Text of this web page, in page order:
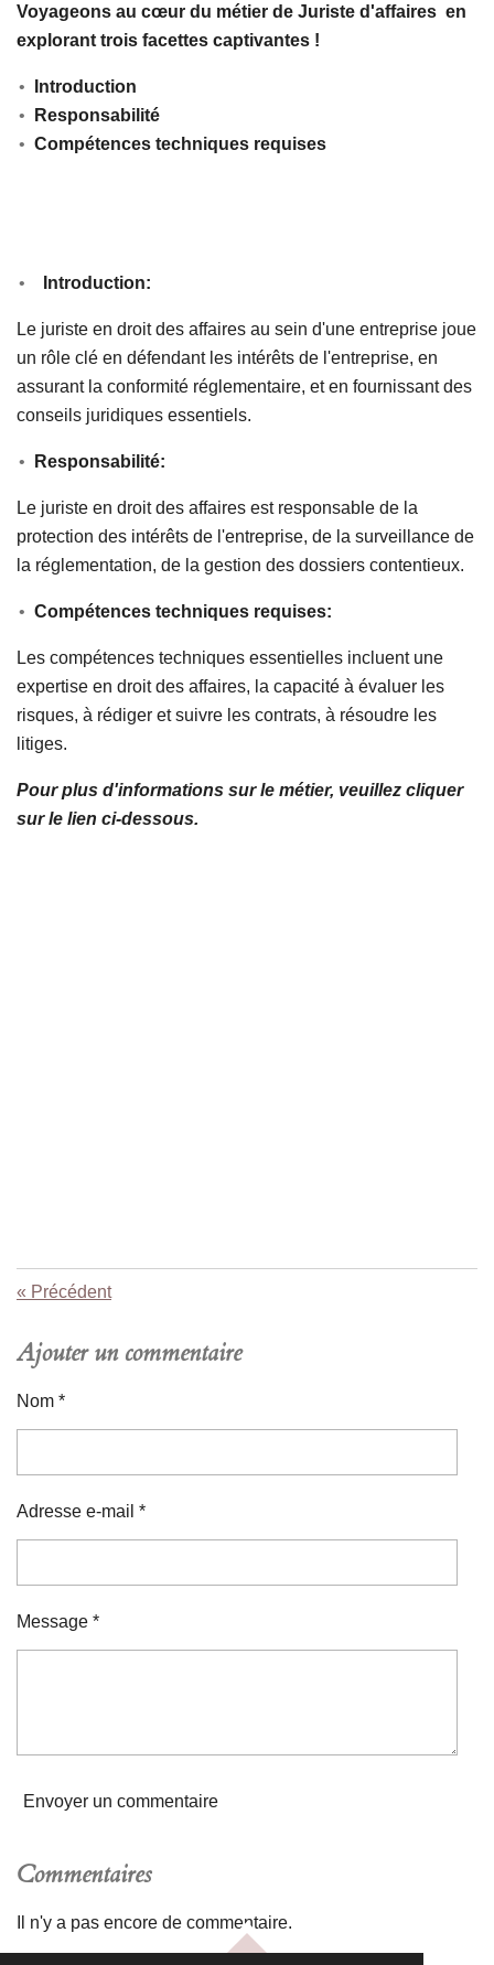
Voyageons au cœur du métier de Juriste d'affaires en
explorant trois facettes captivantes !
Introduction
Responsabilité
Compétences techniques requises
Introduction:
Le juriste en droit des affaires au sein d'une entreprise joue
un rôle clé en défendant les intérêts de l'entreprise, en
assurant la conformité réglementaire, et en fournissant des
conseils juridiques essentiels.
Responsabilité:
Le juriste en droit des affaires est responsable de la
protection des intérêts de l'entreprise, de la surveillance de
la réglementation, de la gestion des dossiers contentieux.
Compétences techniques requises:
Les compétences techniques essentielles incluent une
expertise en droit des affaires, la capacité à évaluer les
risques, à rédiger et suivre les contrats, à résoudre les
litiges.
Pour plus d'informations sur le métier, veuillez cliquer
sur le lien ci-dessous.
« Précédent
Ajouter un commentaire
Nom *
Adresse e-mail *
Message *
Envoyer un commentaire
Commentaires
Il n'y a pas encore de commentaire.